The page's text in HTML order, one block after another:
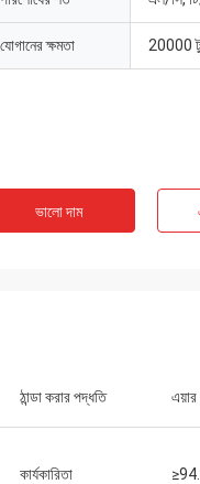
পরীক্ষার পরিবেশের জন্য কম-
প্রয়োজন ছিল। আমরা যে ইউনিটটি
যোগানের ক্ষমতা 20000
ভালো দাম
ঠান্ডা করার পদ্ধতি এয়ার
কার্যকারিতা